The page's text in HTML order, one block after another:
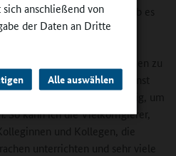
anschließend von
der Daten an Dritte
Alle auswählen
gegen den Ganztag gab es
alles alleine stemmen zu
neben all dem, was sonst
notwendig, um
So kann ich die Vielkorrigierer,
und Kollegen, die
unterrichten und sehr viele